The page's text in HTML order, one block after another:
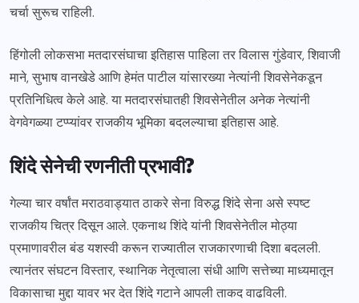
चर्चा सुरूच राहिली.
हिंगोली लोकसभा मतदारसंघाचा इतिहास पाहिला तर विलास गुंडेवार, शिवाजी
माने, सुभाष वानखेडे आणि हेमंत पाटील यांसारख्या नेत्यांनी शिवसेनेकडून
प्रतिनिधित्व केले आहे. या मतदारसंघातही शिवसेनेतील अनेक नेत्यांनी
वेगवेगळ्या टप्प्यांवर राजकीय भूमिका बदलल्याचा इतिहास आहे.
शिंदे सेनेची रणनीती प्रभावी?
गेल्या चार वर्षांत मराठवाड्यात ठाकरे सेना विरुद्ध शिंदे सेना असे स्पष्ट
राजकीय चित्र दिसून आले. एकनाथ शिंदे यांनी शिवसेनेतील मोठ्या
प्रमाणावरील बंड यशस्वी करून राज्यातील राजकारणाची दिशा बदलली.
त्यानंतर संघटन विस्तार, स्थानिक नेतृत्वाला संधी आणि सत्तेच्या माध्यमातून
विकासाचा मुद्दा यावर भर देत शिंदे गटाने आपली ताकद वाढविली.